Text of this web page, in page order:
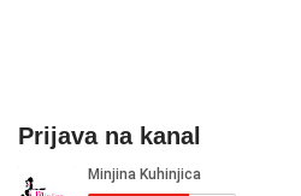
Prijava na kanal